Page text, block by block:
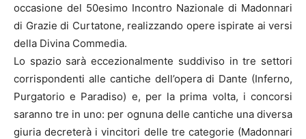
occasione del 50esimo Incontro Nazionale di Madonnari
di Grazie di Curtatone, realizzando opere ispirate ai versi
della Divina Commedia.
Lo spazio sarà eccezionalmente suddiviso in tre settori
corrispondenti alle cantiche dell’opera di Dante (Inferno,
Purgatorio e Paradiso) e, per la prima volta, i concorsi
saranno tre in uno: per ognuna delle cantiche una diversa
giuria decreterà i vincitori delle tre categorie (Madonnari